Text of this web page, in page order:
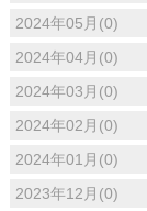
2024年05月(0)
2024年04月(0)
2024年03月(0)
2024年02月(0)
2024年01月(0)
2023年12月(0)